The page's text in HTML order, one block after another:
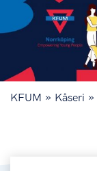
KFUM » Kåseri »